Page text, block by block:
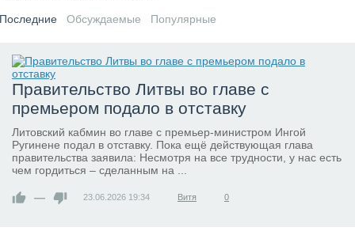
Последние Обсуждаемые Популярные
Правительство Литвы во главе с
премьером подало в отставку
Литовский кабмин во главе с премьер-министром Ингой
Ругинене подал в отставку. Пока ещё действующая глава
правительства заявила: Несмотря на все трудности, у нас есть
чем гордиться – сделанным на ...
— 23.06.2026 19:34 Витя 0